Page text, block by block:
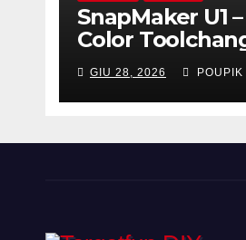
SnapMaker U1 –
Color
GIU 28, 2026 POUPIK